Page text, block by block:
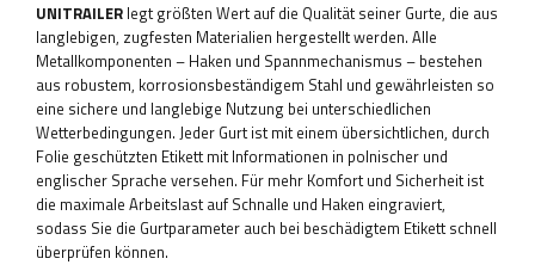
UNITRAILER legt größten Wert auf die Qualität seiner Gurte, die aus
langlebigen, zugfesten Materialien hergestellt werden. Alle
Metallkomponenten – Haken und Spannmechanismus – bestehen
aus robustem, korrosionsbeständigem Stahl und gewährleisten so
eine sichere und langlebige Nutzung bei unterschiedlichen
Wetterbedingungen. Jeder Gurt ist mit einem übersichtlichen, durch
Folie geschützten Etikett mit Informationen in polnischer und
englischer Sprache versehen. Für mehr Komfort und Sicherheit ist
die maximale Arbeitslast auf Schnalle und Haken eingraviert,
sodass Sie die Gurtparameter auch bei beschädigtem Etikett schnell
überprüfen können.